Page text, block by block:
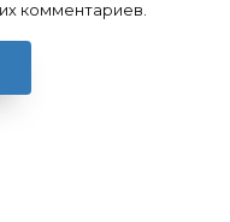
комментариев.